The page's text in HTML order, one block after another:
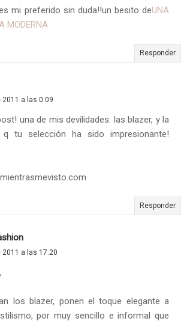
mi preferido sin duda!!un besito deUNA
MODERNA
Responder
2011 a las 0:09
una de mis devilidades: las blazer, y la
tu selección ha sido impresionante!
Responder
2011 a las 17:20
los blazer, ponen el toque elegante a
por muy sencillo e informal que